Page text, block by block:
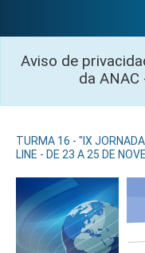
Aviso de
da ANAC
TURMA 16 - "IX
LINE - DE 23 A 25 DE